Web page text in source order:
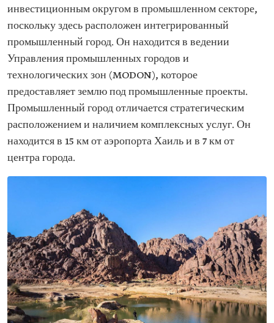
инвестиционным округом в промышленном секторе,
поскольку здесь расположен интегрированный
промышленный город. Он находится в ведении
Управления промышленных городов и
технологических зон (MODON), которое
предоставляет землю под промышленные проекты.
Промышленный город отличается стратегическим
расположением и наличием комплексных услуг. Он
находится в 15 км от аэропорта Хаиль и в 7 км от
центра города.